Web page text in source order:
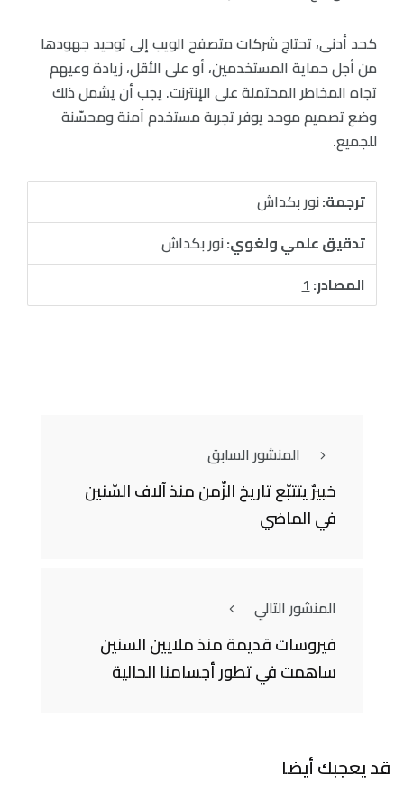
كحد أدنى، تحتاج شركات متصفح الويب إلى توحيد جهودها
من أجل حماية المستخدمين، أو على الأقل، زيادة وعيهم
تجاه المخاطر المحتملة على الإنترنت. يجب أن يشمل ذلك
وضع تصميم موحد يوفر تجربة مستخدم آمنة ومحسّنة
للجميع.
ترجمة:نور بكداش
تدقيق علمي ولغوي:نور بكداش
المصادر:1
المنشور السابق
خبيرٌ يتتبّع تاريخ الزّمن منذ آلاف السّنين
في الماضي
المنشور التالي
فيروسات قديمة منذ ملايين السنين
ساهمت في تطور أجسامنا الحالية
قد يعجبك أيضا